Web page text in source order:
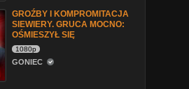
GROŹBY I KOMPROMITACJA
SIEWIERY. GRUCA MOCNO:
OŚMIESZYŁ SIĘ
1080p
GONIEC